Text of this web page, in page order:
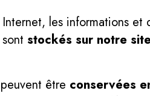
les informations
stockés sur notre
être conservées